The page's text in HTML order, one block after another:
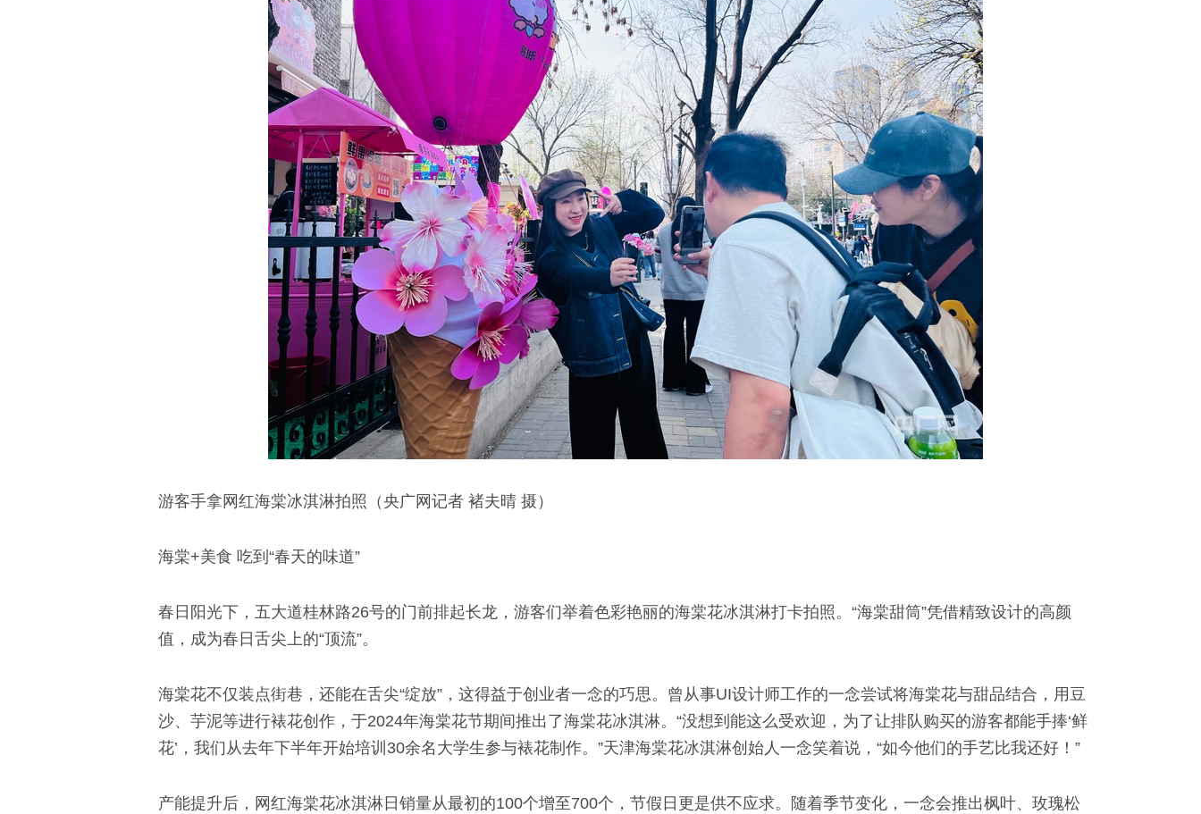
游客手拿网红海棠冰淇淋拍照（央广网记者 褚夫晴 摄）
海棠+美食 吃到“春天的味道”
春日阳光下，五大道桂林路26号的门前排起长龙，游客们举着色彩艳丽的海棠花冰淇淋打卡拍照。“海棠甜筒”凭借精致设计的高颜
值，成为春日舌尖上的“顶流”。
海棠花不仅装点街巷，还能在舌尖“绽放”，这得益于创业者一念的巧思。曾从事UI设计师工作的一念尝试将海棠花与甜品结合，用豆
沙、芋泥等进行裱花创作，于2024年海棠花节期间推出了海棠花冰淇淋。“没想到能这么受欢迎，为了让排队购买的游客都能手捧‘鲜
花’，我们从去年下半年开始培训30余名大学生参与裱花制作。”天津海棠花冰淇淋创始人一念笑着说，“如今他们的手艺比我还好！”
产能提升后，网红海棠花冰淇淋日销量从最初的100个增至700个，节假日更是供不应求。随着季节变化，一念会推出枫叶、玫瑰松